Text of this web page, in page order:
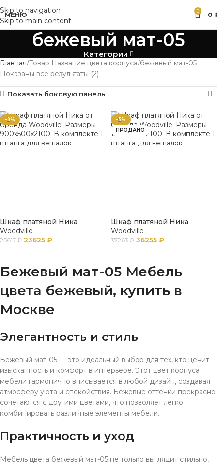
Skip to navigation
Skip to main content
МЕНЮ 0 0
бежевый мат-05
Категории
Главная Товар Название цвета корпуса бежевый мат-05
Показаны все результаты (2)
Показать боковую панель
-8%
Шкаф платяной Ника
Woodville
25617₽ 23625 ₽
-3%
ПРОДАНО
Шкаф платяной Ника
Woodville
37263₽ 36255 ₽
Бежевый мат-05 Мебель
цвета бежевый, купить в
Москве
Элегантность и стиль
Бежевый мат-05 — это идеальный выбор для тех, кто ценит
изысканность и комфорт в интерьере. Этот цвет корпуса
мебели гармонично вписывается в любой дизайн, создавая
атмосферу уюта и спокойствия. Бежевые оттенки прекрасно
сочетаются с другими цветами, что позволяет легко
комбинировать различные элементы мебели.
Практичность и уход
Мебель цвета бежевый мат-05 не только выглядит стильно,